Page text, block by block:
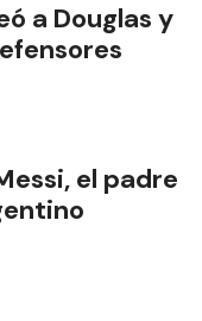
a Douglas y
el padre